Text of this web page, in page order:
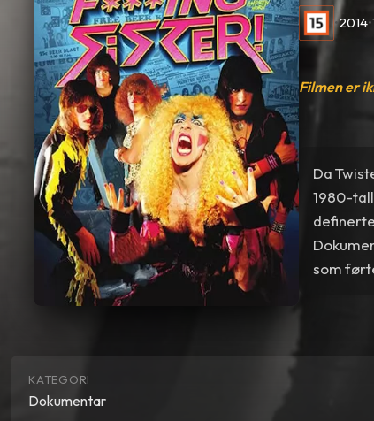
•2014•
Filmen er
Da
1980-
som
KATEGORI
Dokumentar